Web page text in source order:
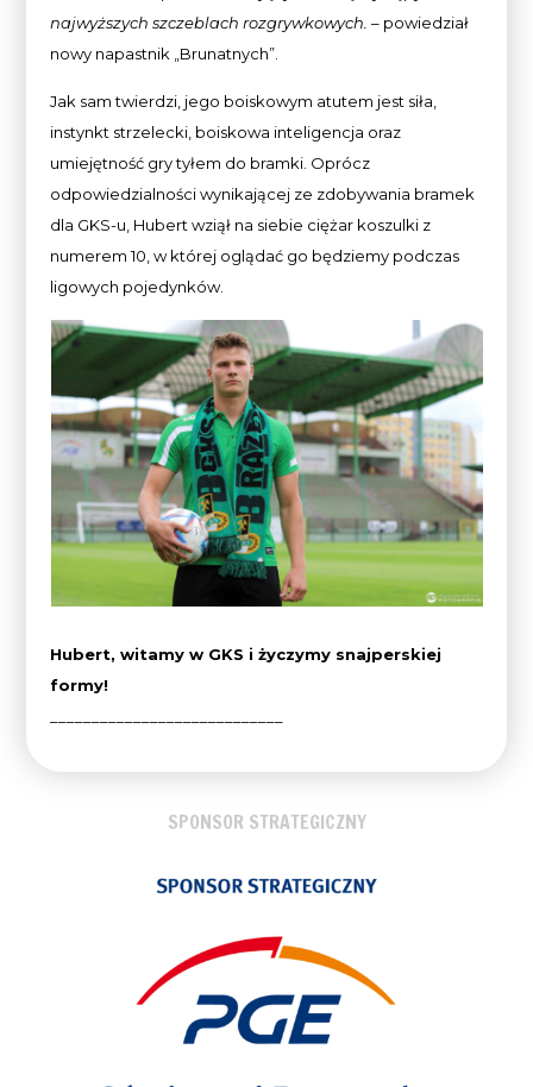
najwyższych szczeblach rozgrywkowych. – powiedział
nowy napastnik „Brunatnych”.
Jak sam twierdzi, jego boiskowym atutem jest siła,
instynkt strzelecki, boiskowa inteligencja oraz
umiejętność gry tyłem do bramki. Oprócz
odpowiedzialności wynikającej ze zdobywania bramek
dla GKS-u, Hubert wziął na siebie ciężar koszulki z
numerem 10, w której oglądać go będziemy podczas
ligowych pojedynków.
Hubert, witamy w GKS i życzymy snajperskiej
formy!
SPONSOR STRATEGICZNY